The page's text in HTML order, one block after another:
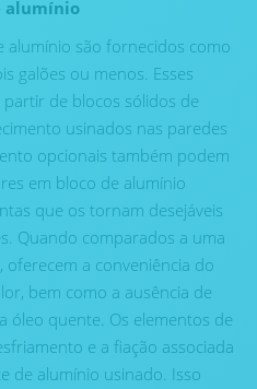
alumínio
alumínio são fornecidos como
galões ou menos. Esses
de blocos sólidos de
usinados nas paredes
opcionais também podem
em bloco de alumínio
que os tornam desejáveis
Quando comparados a uma
oferecem a conveniência do
bem como a ausência de
óleo quente. Os elementos de
e a fiação associada
de alumínio usinado. Isso